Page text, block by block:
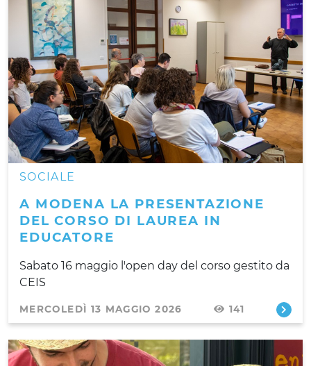
SOCIALE
A MODENA LA PRESENTAZIONE
DEL CORSO DI LAUREA IN
EDUCATORE
Sabato 16 maggio l'open day del corso gestito da
CEIS
MERCOLEDÌ 13 MAGGIO 2026 141